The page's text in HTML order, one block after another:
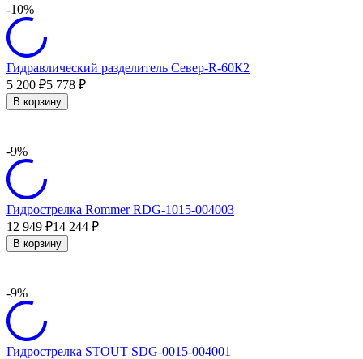
-10%
Гидравлический разделитель Север-R-60К2
5 200 ₽5 778 ₽
В корзину
-9%
Гидрострелка Rommer RDG-1015-004003
12 949 ₽14 244 ₽
В корзину
-9%
Гидрострелка STOUT SDG-0015-004001